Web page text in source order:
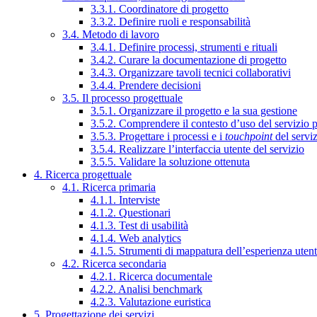
3.3.1. Coordinatore di progetto
3.3.2. Definire ruoli e responsabilità
3.4. Metodo di lavoro
3.4.1. Definire processi, strumenti e rituali
3.4.2. Curare la documentazione di progetto
3.4.3. Organizzare tavoli tecnici collaborativi
3.4.4. Prendere decisioni
3.5. Il processo progettuale
3.5.1. Organizzare il progetto e la sua gestione
3.5.2. Comprendere il contesto d’uso del servizio
3.5.3. Progettare i processi e i touchpointdel
3.5.4. Realizzare l’interfaccia utente del servizio
3.5.5. Validare la soluzione ottenuta
4. Ricerca progettuale
4.1. Ricerca primaria
4.1.1. Interviste
4.1.2. Questionari
4.1.3. Test di usabilità
4.1.4. Web analytics
4.1.5. Strumenti di mappatura dell’esperienza
4.2. Ricerca secondaria
4.2.1. Ricerca documentale
4.2.2. Analisi benchmark
4.2.3. Valutazione euristica
5. Progettazione dei servizi